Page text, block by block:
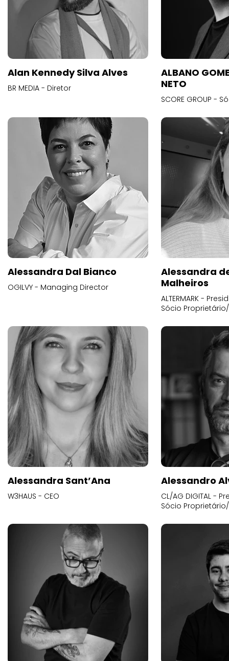
Alan Kennedy Silva Alves
BR MEDIA - Diretor
ALBANO
NETO
SCORE GROUP -
Alessandra Dal Bianco
OGILVY - Managing Director
Alessandra
Malheiros
ALTERMARK -
Sócio
Alessandra Sant’Ana
W3HAUS - CEO
Alessandro
CL/AG DIGITAL -
Sócio